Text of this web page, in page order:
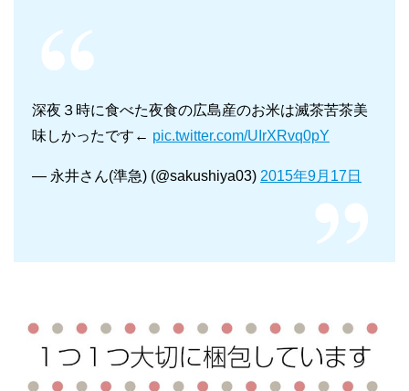
深夜３時に食べた夜食の広島産のお米は滅茶苦茶美
味しかったです← pic.twitter.com/UIrXRvq0pY
— 永井さん(準急) (@sakushiya03) 2015年9月17日